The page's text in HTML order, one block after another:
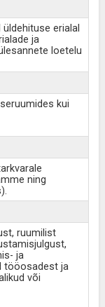
erialal
ja
loetelu
kui
ning
ruumilist
ja
tööosadest ja
või